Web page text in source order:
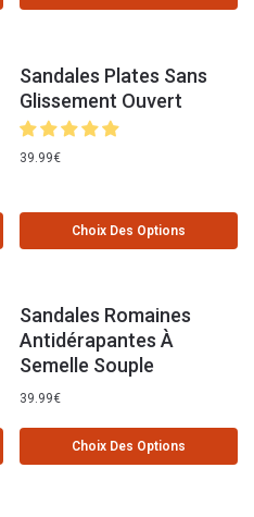
Sandales Plates Sans
Glissement Ouvert
39.99€
Choix Des Options
Sandales Romaines
Antidérapantes À
Semelle Souple
39.99€
Choix Des Options